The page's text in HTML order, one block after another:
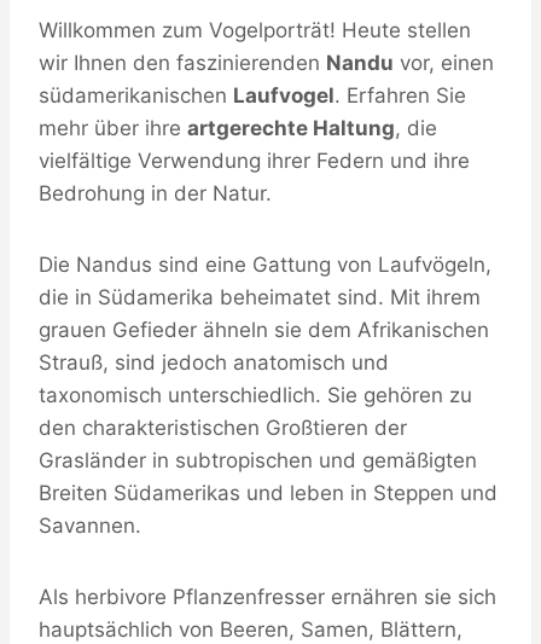
Willkommen zum Vogelporträt! Heute stellen
wir Ihnen den faszinierenden Nandu vor, einen
südamerikanischen Laufvogel. Erfahren Sie
mehr über ihre artgerechte Haltung, die
vielfältige Verwendung ihrer Federn und ihre
Bedrohung in der Natur.
Die Nandus sind eine Gattung von Laufvögeln,
die in Südamerika beheimatet sind. Mit ihrem
grauen Gefieder ähneln sie dem Afrikanischen
Strauß, sind jedoch anatomisch und
taxonomisch unterschiedlich. Sie gehören zu
den charakteristischen Großtieren der
Grasländer in subtropischen und gemäßigten
Breiten Südamerikas und leben in Steppen und
Savannen.
Als herbivore Pflanzenfresser ernähren sie sich
hauptsächlich von Beeren, Samen, Blättern,